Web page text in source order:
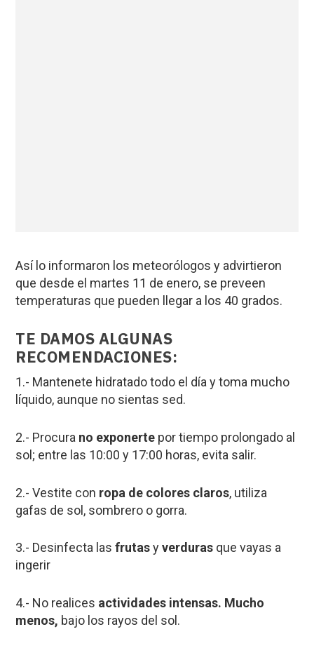
Así lo informaron los meteorólogos y advirtieron
que desde el martes 11 de enero, se preveen
temperaturas que pueden llegar a los 40 grados.
TE DAMOS ALGUNAS
RECOMENDACIONES:
1.- Mantenete hidratado todo el día y toma mucho
líquido, aunque no sientas sed.
2.- Procura no exponerte por tiempo prolongado al
sol; entre las 10:00 y 17:00 horas, evita salir.
2.- Vestite con ropa de colores claros, utiliza
gafas de sol, sombrero o gorra.
3.- Desinfecta lasfrutasyverduras que vayas a
ingerir
4.- No realices actividades intensas. Mucho
menos, bajo los rayos del sol.